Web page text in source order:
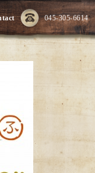
045-305-6614